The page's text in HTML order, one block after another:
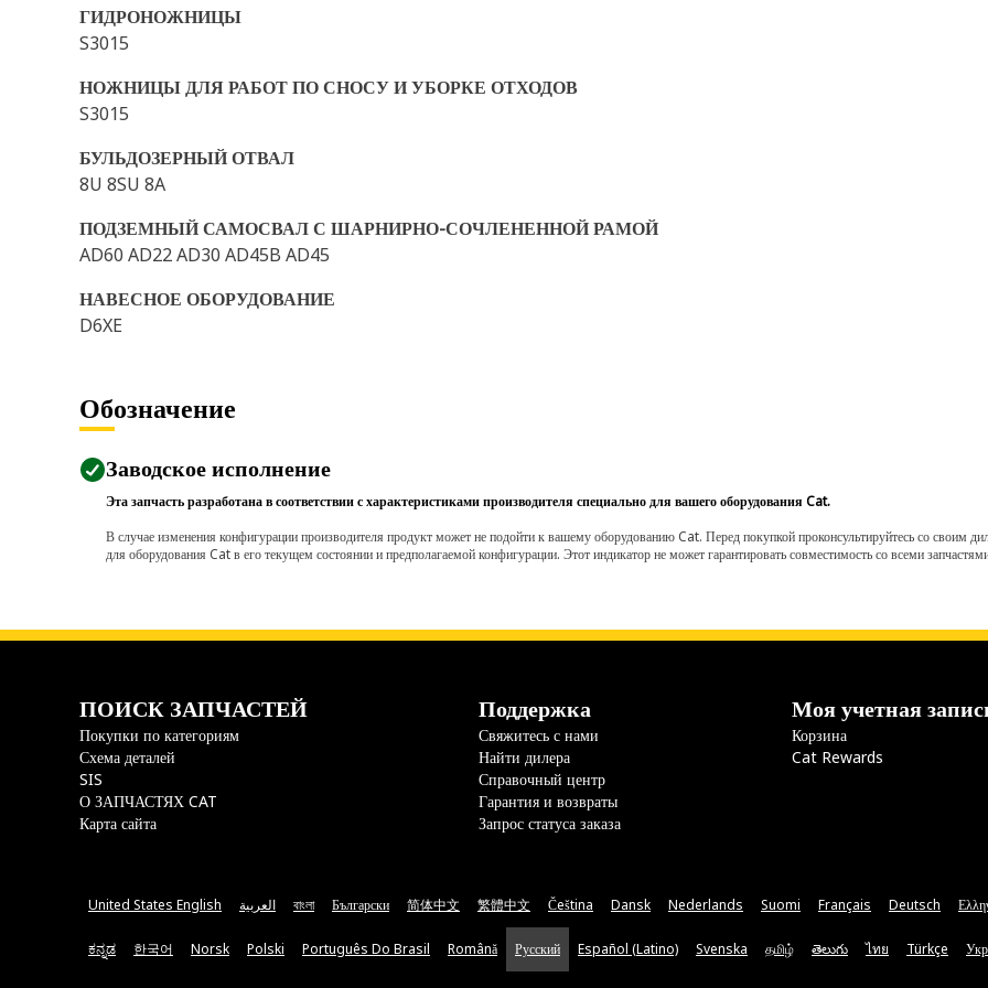
ГИДРОНОЖНИЦЫ
S3015
НОЖНИЦЫ ДЛЯ РАБОТ ПО СНОСУ И УБОРКЕ ОТХОДОВ
S3015
БУЛЬДОЗЕРНЫЙ ОТВАЛ
8U 8SU 8A
ПОДЗЕМНЫЙ САМОСВАЛ С ШАРНИРНО-СОЧЛЕНЕННОЙ РАМОЙ
AD60 AD22 AD30 AD45B AD45
НАВЕСНОЕ ОБОРУДОВАНИЕ
D6XE
Обозначение
Заводское исполнение
Эта запчасть разработана в соответствии с характеристиками производителя специально для вашего оборудования Cat.
В случае изменения конфигурации производителя продукт может не подойти к вашему оборудованию Cat. Перед покупкой проконсультируйтесь со своим
для оборудования Cat в его текущем состоянии и предполагаемой конфигурации. Этот индикатор не может гарантировать совместимость со всеми
ПОИСК ЗАПЧАСТЕЙ
Покупки по категориям
Схема деталей
SIS
О ЗАПЧАСТЯХ CAT
Карта сайта
Поддержка
Свяжитесь с нами
Найти дилера
Справочный центр
Гарантия и возвраты
Запрос статуса заказа
Моя учетная
Корзина
Cat Rewards
United States English العربية বাংলা Български 简体中文 繁體中文 Čeština Dansk Nederlands Suomi Français Deutsch
ಕನ್ನಡ 한국어 Norsk Polski Português Do Brasil Română Русский Español (Latino) Svenska தமிழ் తెలుగు ไทย Türkçe